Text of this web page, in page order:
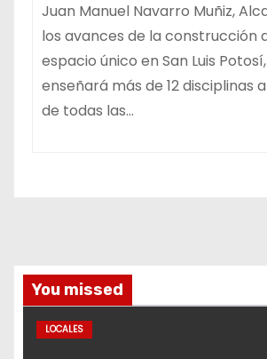
Juan Manuel Navarro Muñiz,
los avances de la construcción
espacio único en San Luis
enseñará más de 12 disciplinas
de todas las…
You missed
LOCALES